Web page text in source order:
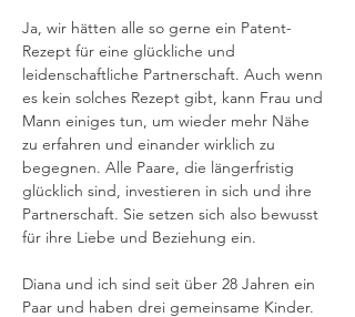
Ja, wir hätten alle so gerne ein Patent-
Rezept für eine glückliche und
leidenschaftliche Partnerschaft. Auch wenn
es kein solches Rezept gibt, kann Frau und
Mann einiges tun, um wieder mehr Nähe
zu erfahren und einander wirklich zu
begegnen. Alle Paare, die längerfristig
glücklich sind, investieren in sich und ihre
Partnerschaft. Sie setzen sich also bewusst
für ihre Liebe und Beziehung ein.
Diana und ich sind seit über 28 Jahren ein
Paar und haben drei gemeinsame Kinder.